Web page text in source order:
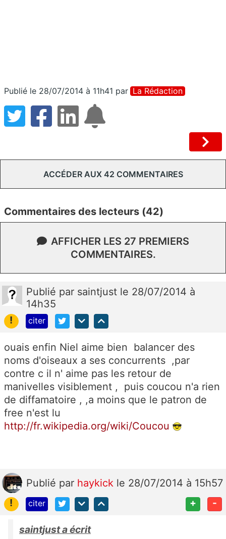
Publié le 28/07/2014 à 11h41 par La Rédaction
ACCÉDER AUX 42 COMMENTAIRES
Commentaires des lecteurs (42)
AFFICHER LES 27 PREMIERS
COMMENTAIRES.
Publié par saintjust le 28/07/2014 à
14h35
!
citer
ouais enfin Niel aime bien balancer des
noms d'oiseaux a ses concurrents ,par
contre c il n' aime pas les retour de
manivelles visiblement , puis coucou n'a rien
de diffamatoire , ,a moins que le patron de
free n'est lu
http://fr.wikipedia.org/wiki/Coucou
Publié par haykick le 28/07/2014 à 15h57
!
citer + -
saintjust a écrit